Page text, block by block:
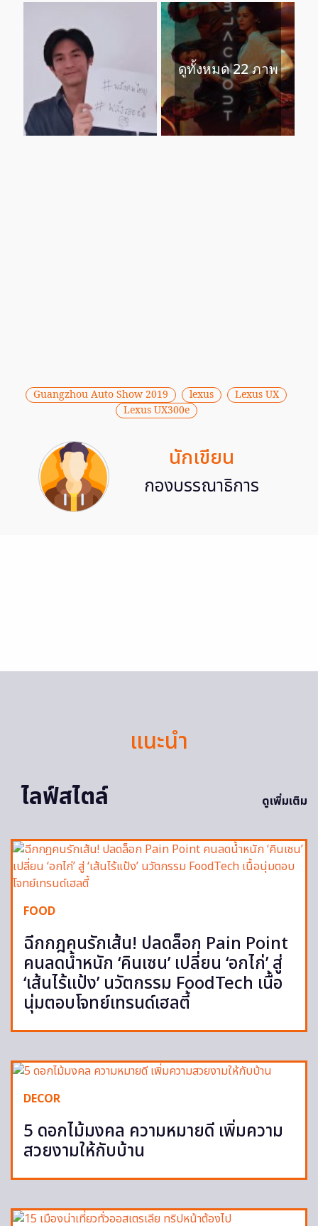
ดูทั้งหมด 22 ภาพ
Guangzhou Auto Show 2019 lexus
Lexus UX
Lexus UX300e
นักเขียน
กองบรรณาธิการ
แนะนำ
ไลฟ์สไตล์
ดูเพิ่มเติม
FOOD
ฉีกกฎคนรักเส้น! ปลดล็อก Pain Point
คนลดน้ำหนัก ‘คินเซน’ เปลี่ยน ‘อกไก่’ สู่
‘เส้นไร้แป้ง’ นวัตกรรม FoodTech เนื้อ
นุ่มตอบโจทย์เทรนด์เฮลตี้
DECOR
5 ดอกไม้มงคล ความหมายดี เพิ่มความ
สวยงามให้กับบ้าน